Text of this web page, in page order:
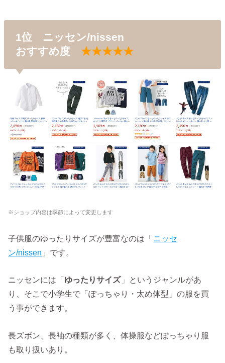
1位 ニッセン/nissen
おすすめ度 ★★★★★
※ショップ内容は季節によって変更します
子供服のゆったりサイズが豊富なのは「ニッセ
ン/nissen 」です。
ニッセンには 「 ゆったりサイズ 」 というジャンルがあ
り、そこで小学生で「ぽっちゃり・太め体型」の服を買
う事ができます。
長ズボン、長袖の種類が多く、体操服などぽっちゃり服
も取り扱いあり。